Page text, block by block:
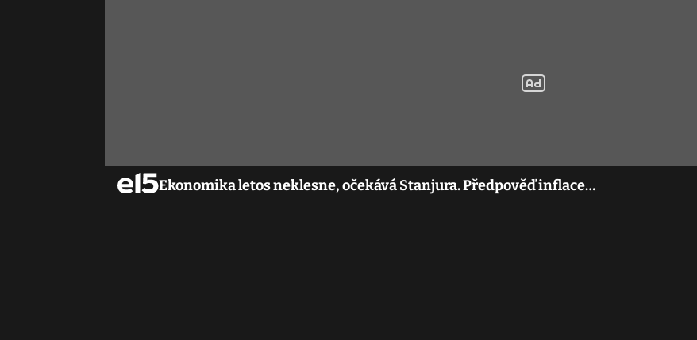
Ekonomika letos neklesne, očekává Stanjura. Předpověď inflace…